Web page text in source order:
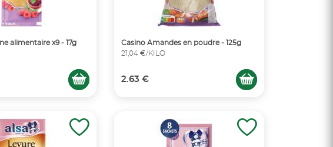
alimentaire x9 - 17g
Casino Amandes en poudre - 125g
21,04 €/KILO
2.63 €